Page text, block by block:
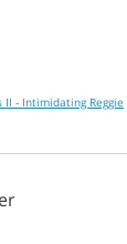
II - Intimidating Reggie